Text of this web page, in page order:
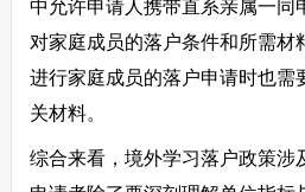
中允许申请人携带直系亲属一同
对家庭成员的落户条件和所需材
进行家庭成员的落户申请时也需
关材料。
综合来看，境外学习落户政策涉